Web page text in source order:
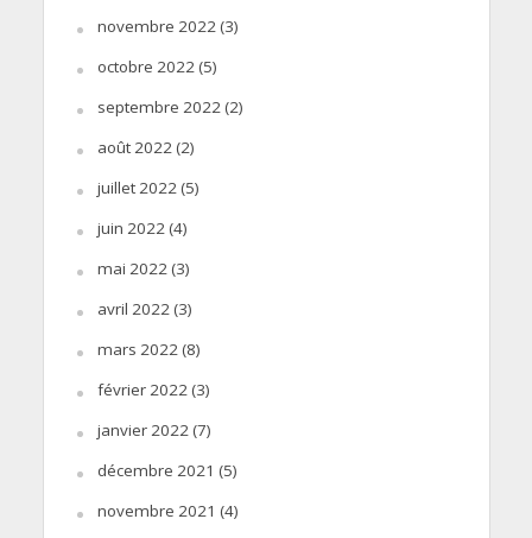
novembre 2022(3)
octobre 2022(5)
septembre 2022(2)
août 2022(2)
juillet 2022(5)
juin 2022(4)
mai 2022(3)
avril 2022(3)
mars 2022(8)
février 2022(3)
janvier 2022(7)
décembre 2021 (5)
novembre 2021 (4)